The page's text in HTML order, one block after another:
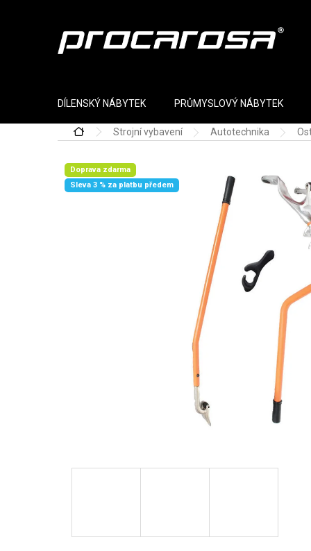
DÍLENSKÝ NÁBYTEK PRŮMYSLOVÝ NÁBYTEK
Domů Strojní vybavení Autotechnika
Doprava zdarma
Sleva 3 % za platbu předem